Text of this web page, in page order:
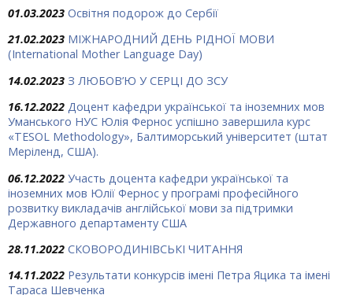
01.03.2023 Освітня подорож до Сербії
21.02.2023 МІЖНАРОДНИЙ ДЕНЬ РІДНОЇ МОВИ
(International Mother Language Day)
14.02.2023 З ЛЮБОВ’Ю У СЕРЦІ ДО ЗСУ
16.12.2022 Доцент кафедри української та іноземних мов
Уманського НУС Юлія Фернос успішно завершила курс
«TESOL Methodology», Балтиморський університет (штат
Меріленд, США).
06.12.2022 Участь доцента кафедри української та
іноземних мов Юлії Фернос у програмі професійного
розвитку викладачів англійської мови за підтримки
Державного департаменту США
28.11.2022 СКОВОРОДИНІВСЬКІ ЧИТАННЯ
14.11.2022 Результати конкурсів імені Петра Яцика та імені
Тараса Шевченка